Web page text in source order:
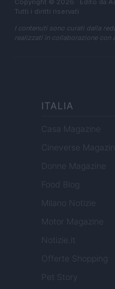
Copyright © 2026 · Edito da
Tutti i diritti riservati
I contenuti sono curati dalla
realizzati in collaborazione con
ITALIA
Casa Magazine
Cineverse Magazine
Donne Magazine
Food Blog
Milano Notizie
Motor Magazine
Notizie.it
Offerte Shopping
Pet Story